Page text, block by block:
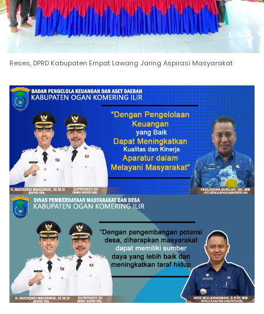
Reses, DPRD Kabupaten Empat Lawang Jaring Aspirasi Masyarakat